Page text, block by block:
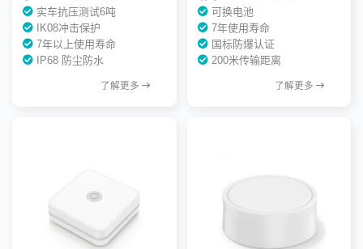
标 实车抗压测试6吨
IK08冲击保护
7年以上使用寿命
IP68 防尘防水
了解更多
信标
可换电池
7年使用寿命
国标防爆认证
200米传输距离
了解更多